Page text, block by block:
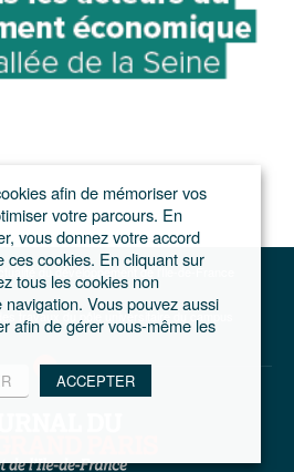
du développement de l'Ile-de-France
travaux du pôle universitaire du campus
afin de mémoriser vos
votre parcours. En
vous donnez votre accord
ces cookies. En cliquant sur
tous les cookies non
Vous pouvez aussi
afin de gérer vous-même les
ACCEPTER